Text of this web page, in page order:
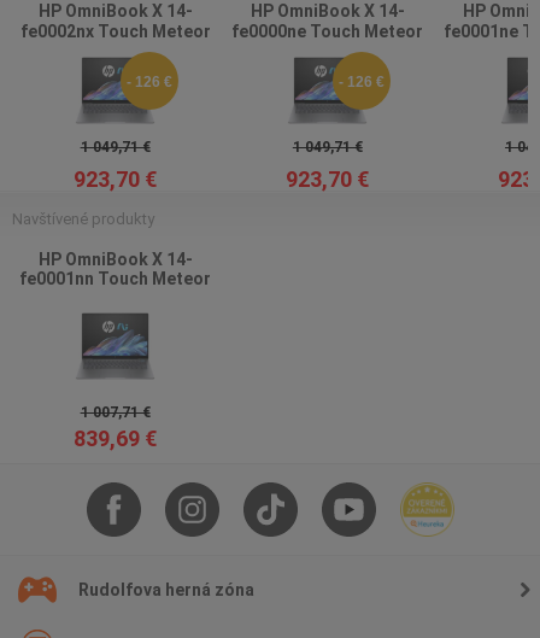
HP OmniBook X 14-
fe0002nx Touch Meteor
Silver
- 126 €
1 049,71 €
923,70 €
HP OmniBook X 14-
fe0000ne Touch Meteor
Silver
- 126 €
1 049,71 €
923,70 €
HP
fe0001ne
1
Navštívené produkty
HP OmniBook X 14-
fe0001nn Touch Meteor
1 007,71 €
839,69 €
Rudolfova herná zóna